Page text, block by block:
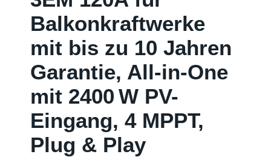
Balkonkraftwerke
mit bis zu 10 Jahren
Garantie, All-in-One
mit 2400 W PV-
Eingang, 4 MPPT,
Plug & Play